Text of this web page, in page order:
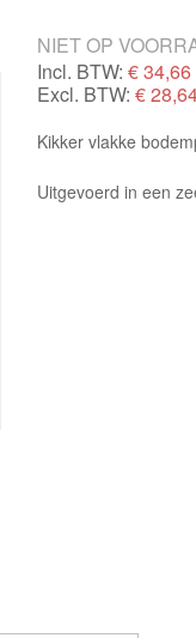
NIET OP
Incl. BTW: €34,66
Excl. BTW: €
Kikker vlakke
Uitgevoerd in een